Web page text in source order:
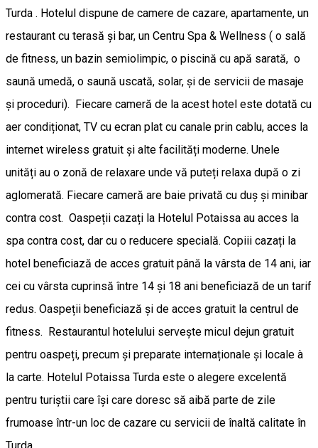
Turda . Hotelul dispune de camere de cazare, apartamente, un
restaurant cu terasă și bar, un Centru Spa & Wellness ( o sală
de fitness, un bazin semiolimpic, o piscină cu apă sarată, o
saună umedă, o saună uscată, solar, și de servicii de masaje
și proceduri). Fiecare cameră de la acest hotel este dotată cu
aer condiționat, TV cu ecran plat cu canale prin cablu, acces la
internet wireless gratuit și alte facilități moderne. Unele
unități au o zonă de relaxare unde vă puteți relaxa după o zi
aglomerată. Fiecare cameră are baie privată cu duș și minibar
contra cost. Oaspeții cazați la Hotelul Potaissa au acces la
spa contra cost, dar cu o reducere specială. Copiii cazați la
hotel beneficiază de acces gratuit până la vârsta de 14 ani, iar
cei cu vârsta cuprinsă între 14 și 18 ani beneficiază de un tarif
redus. Oaspeții beneficiază și de acces gratuit la centrul de
fitness. Restaurantul hotelului servește micul dejun gratuit
pentru oaspeți, precum și preparate internaționale și locale à
la carte. Hotelul Potaissa Turda este o alegere excelentă
pentru turiștii care își care doresc să aibă parte de zile
frumoase într-un loc de cazare cu servicii de înaltă calitate în